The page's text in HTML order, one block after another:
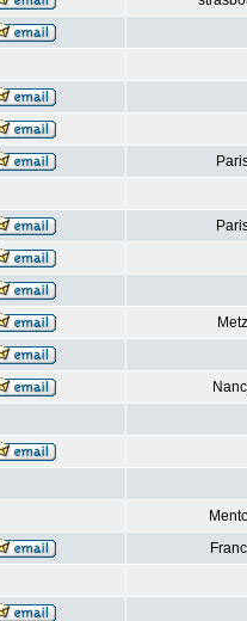
Metz